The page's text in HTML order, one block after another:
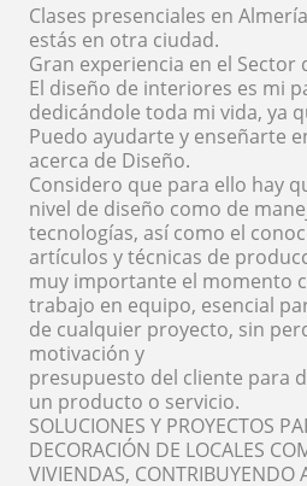
Clases presenciales en
estás en otra ciudad.
Gran experiencia en el
El diseño de interiores es mi
dedicándole toda mi vida, ya
Puedo ayudarte y enseñarte
acerca de Diseño.
Considero que para ello hay
nivel de diseño como de
tecnologías, así como el
artículos y técnicas de
muy importante el momento
trabajo en equipo, esencial
de cualquier proyecto, sin
motivación y
presupuesto del cliente para
un producto o servicio.
SOLUCIONES Y PROYECTOS
DECORACIÓN DE LOCALES
VIVIENDAS, CONTRIBUYENDO